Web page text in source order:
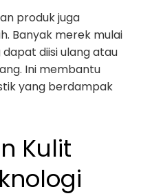
produk juga
Banyak merek mulai
diisi ulang atau
Ini membantu
yang berdampak
Kulit